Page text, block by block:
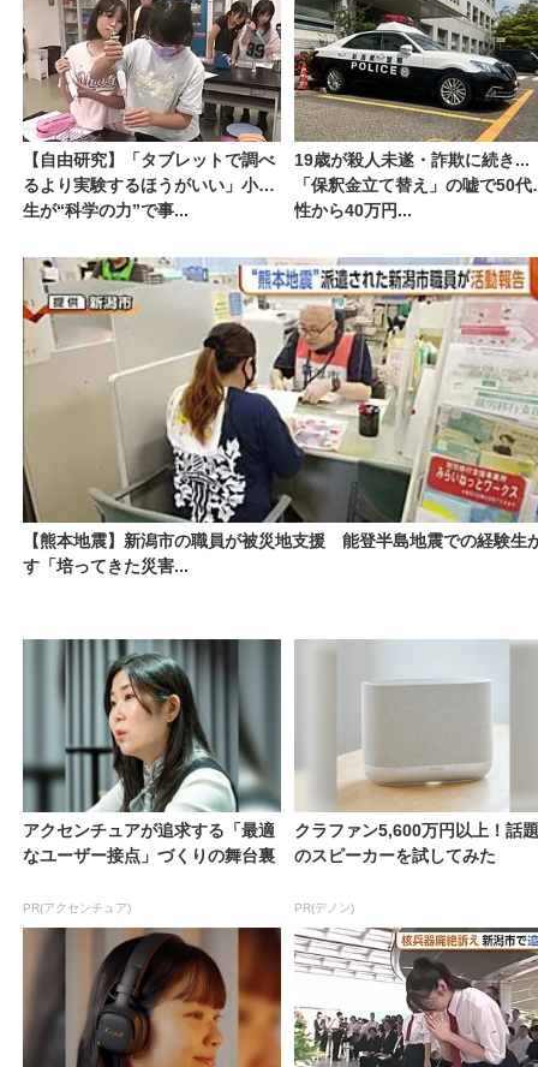
【自由研究】「タブレットで調べ
るより実験するほうがいい」小学
生が“科学の力”で事...
19歳が殺人未遂・詐欺に続き...
「保釈金立て替え」の嘘で50代
性から40万円...
【熊本地震】新潟市の職員が被災地支援 能登半島地震での経験生
す「培ってきた災害...
アクセンチュアが追求する「最適
なユーザー接点」づくりの舞台裏
PR(アクセンチュア)
クラファン5,600万円以上！話題
のスピーカーを試してみた
PR(デノン)